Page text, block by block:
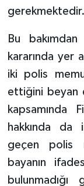
gerekmektedir.
Bu
kararında yer
iki polis
ettiğini beyan
kapsamında
hakkında da
geçen polis
bayanın